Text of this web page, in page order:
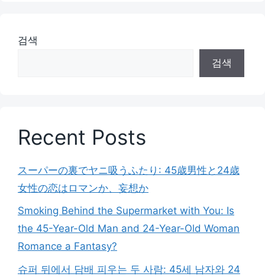
검색
검색
Recent Posts
スーパーの裏でヤニ吸うふたり: 45歳男性と24歳
女性の恋はロマンか、妄想か
Smoking Behind the Supermarket with You: Is
the 45-Year-Old Man and 24-Year-Old Woman
Romance a Fantasy?
슈퍼 뒤에서 담배 피우는 두 사람: 45세 남자와 24